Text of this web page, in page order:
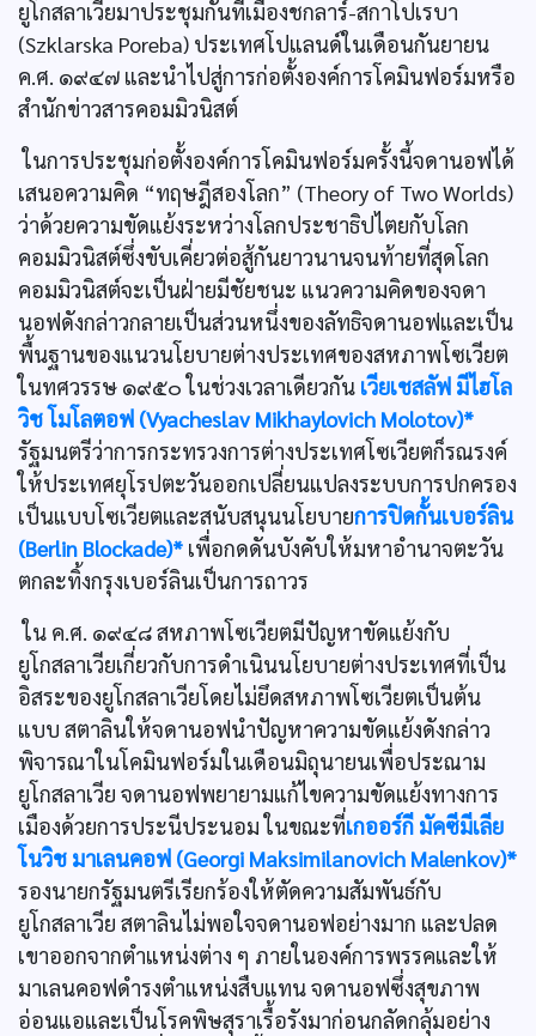
ยูโกสลาเวียมาประชุมกันที่เมืองชกลาร์-สกาโปเรบา
(Szklarska Poreba) ประเทศโปแลนด์ในเดือนกันยายน
ค.ศ. ๑๙๔๗ และนำไปสู่การก่อตั้งองค์การโคมินฟอร์มหรือ
สำนักข่าวสารคอมมิวนิสต์
ในการประชุมก่อตั้งองค์การโคมินฟอร์มครั้งนี้จดานอฟได้
เสนอความคิด “ทฤษฎีสองโลก” (Theory of Two Worlds)
ว่าด้วยความขัดแย้งระหว่างโลกประชาธิปไตยกับโลก
คอมมิวนิสต์ซึ่งขับเคี่ยวต่อสู้กันยาวนานจนท้ายที่สุดโลก
คอมมิวนิสต์จะเป็นฝ่ายมีชัยชนะ แนวความคิดของจดา
นอฟดังกล่าวกลายเป็นส่วนหนึ่งของลัทธิจดานอฟและเป็น
พื้นฐานของแนวนโยบายต่างประเทศของสหภาพโซเวียต
ในทศวรรษ ๑๙๕๐ ในช่วงเวลาเดียวกัน เวียเชสลัฟ มีไฮโล
วิช โมโลตอฟ (Vyacheslav Mikhaylovich Molotov)*
รัฐมนตรีว่าการกระทรวงการต่างประเทศโซเวียตก็รณรงค์
ให้ประเทศยุโรปตะวันออกเปลี่ยนแปลงระบบการปกครอง
เป็นแบบโซเวียตและสนับสนุนนโยบายการปิดกั้นเบอร์ลิน
(Berlin Blockade)* เพื่อกดดันบังคับให้มหาอำนาจตะวัน
ตกละทิ้งกรุงเบอร์ลินเป็นการถาวร
ใน ค.ศ. ๑๙๔๘ สหภาพโซเวียตมีปัญหาขัดแย้งกับ
ยูโกสลาเวียเกี่ยวกับการดำเนินนโยบายต่างประเทศที่เป็น
อิสระของยูโกสลาเวียโดยไม่ยึดสหภาพโซเวียตเป็นต้น
แบบ สตาลินให้จดานอฟนำปัญหาความขัดแย้งดังกล่าว
พิจารณาในโคมินฟอร์มในเดือนมิถุนายนเพื่อประณาม
ยูโกสลาเวีย จดานอฟพยายามแก้ไขความขัดแย้งทางการ
เมืองด้วยการประนีประนอม ในขณะที่เกออร์กี มัคซีมีเลีย
โนวิช มาเลนคอฟ (Georgi Maksimilanovich Malenkov)*
รองนายกรัฐมนตรีเรียกร้องให้ตัดความสัมพันธ์กับ
ยูโกสลาเวีย สตาลินไม่พอใจจดานอฟอย่างมาก และปลด
เขาออกจากตำแหน่งต่าง ๆ ภายในองค์การพรรคและให้
มาเลนคอฟดำรงตำแหน่งสืบแทน จดานอฟซึ่งสุขภาพ
อ่อนแอและเป็นโรคพิษสุราเรื้อรังมาก่อนกลัดกลุ้มอย่าง